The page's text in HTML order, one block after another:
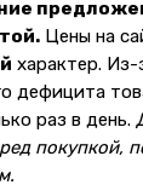
Цены на
характер. Из-
дефицита
раз в день.
покупкой,